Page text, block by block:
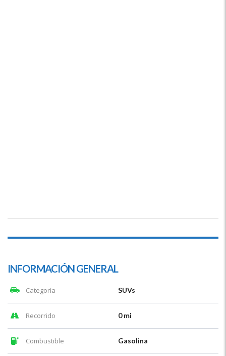
INFORMACIÓN GENERAL
Categoría SUVs
Recorrido 0 mi
Combustible Gasolina